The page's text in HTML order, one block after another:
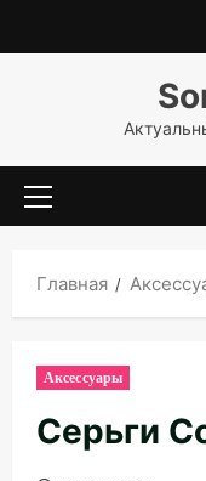
к
Основное
Главная
Аксессуары
Серьги